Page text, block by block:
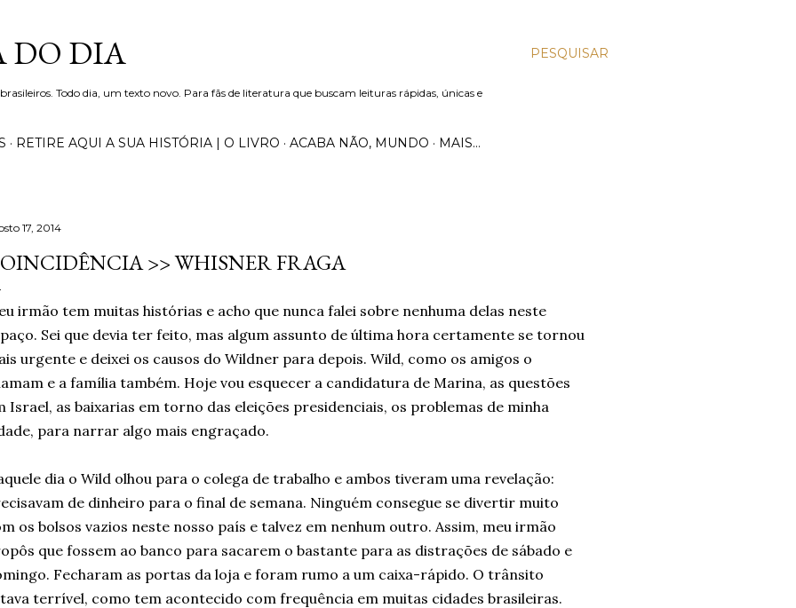
PESQUISAR
DO DIA
Todo dia, um texto novo. Para fãs de literatura que buscam leituras rápidas, únicas e
RETIRE AQUI A SUA HISTÓRIA | O LIVRO ACABA NÃO, MUNDO MAIS…
17, 2014
>> WHISNER FRAGA
irmão tem muitas histórias e acho que nunca falei sobre nenhuma delas neste
Sei que devia ter feito, mas algum assunto de última hora certamente se tornou
urgente e deixei os causos do Wildner para depois. Wild, como os amigos o
e a família também. Hoje vou esquecer a candidatura de Marina, as questões
Israel, as baixarias em torno das eleições presidenciais, os problemas de minha
para narrar algo mais engraçado.
dia o Wild olhou para o colega de trabalho e ambos tiveram uma revelação:
de dinheiro para o final de semana. Ninguém consegue se divertir muito
os bolsos vazios neste nosso país e talvez em nenhum outro. Assim, meu irmão
que fossem ao banco para sacarem o bastante para as distrações de sábado e
Fecharam as portas da loja e foram rumo a um caixa-rápido. O trânsito
terrível, como tem acontecido com frequência em muitas cidades brasileiras.